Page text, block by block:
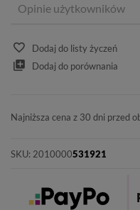
Opinie użytkowników
Dodaj do listy życzeń
Dodaj do porównania
Najniższa cena z 30 dni przed
SKU: 2010000531921